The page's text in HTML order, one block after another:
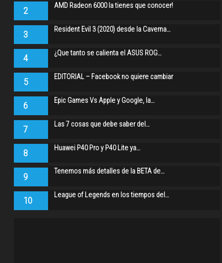
2 AMD Radeon 6000 la tienes que conocer!
3 Resident Evil 3 (2020) desde la Caverna…
4 ¿Que tanto se calienta el ASUS ROG…
5 EDITORIAL – Facebook no quiere cambiar
6 Epic Games Vs Apple y Google, la…
7 Las 7 cosas que debe saber del…
8 Huawei P40 Pro y P40 Lite ya…
9 Tenemos más detalles de la BETA de…
10 League of Legends en los tiempos del…